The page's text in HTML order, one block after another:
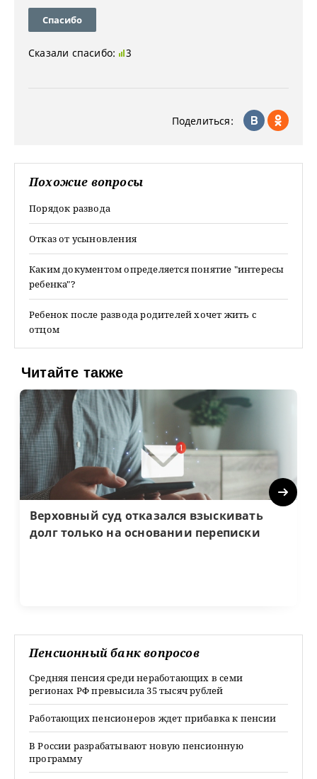
Спасибо
Сказали спасибо: 3
Поделиться:
Похожие вопросы
Порядок развода
Отказ от усыновления
Каким документом определяется понятие "интересы
ребенка"?
Ребенок после развода родителей хочет жить с
отцом
Читайте также
Верховный суд отказался взыскивать
долг только на основании переписки
Next
Пенсионный банк вопросов
Средняя пенсия среди неработающих в семи
регионах РФ превысила 35 тысяч рублей
Работающих пенсионеров ждет прибавка к пенсии
В России разрабатывают новую пенсионную
программу